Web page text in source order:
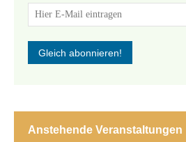
Anstehende Veranstaltungen